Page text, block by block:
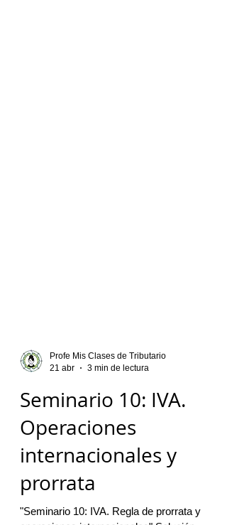
21 abr
3 min de lectura
Seminario 10: IVA.
Operaciones
internacionales y
prorrata